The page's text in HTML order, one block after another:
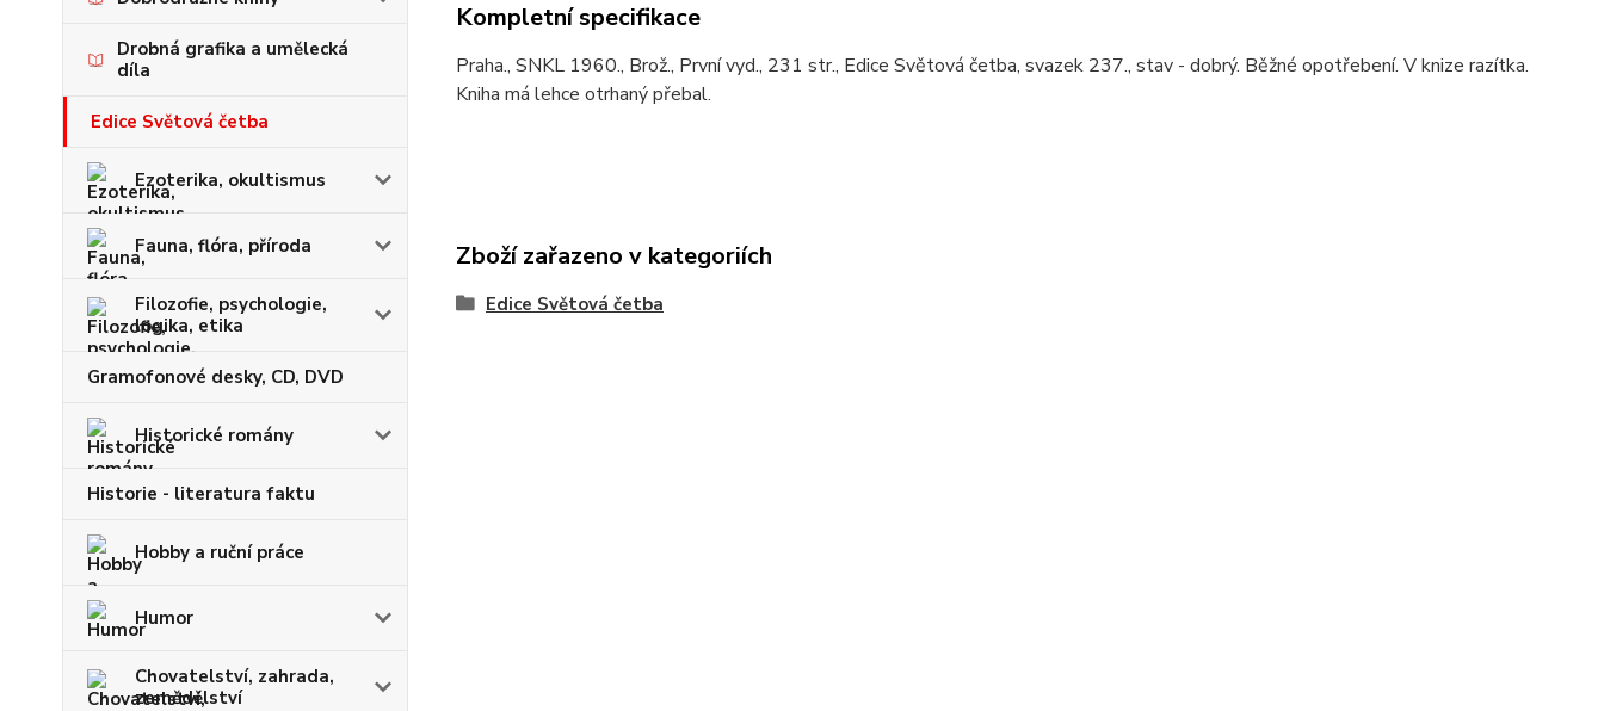
Drobná grafika a umělecká
díla
Edice Světová četba
Ezoterika, okultismus
Fauna, flóra, příroda
Filozofie, psychologie,
logika, etika
Gramofonové desky, CD, DVD
Historické romány
Historie - literatura faktu
Hobby a ruční práce
Humor
Chovatelství, zahrada,
zemědělství
Kompletní specifikace
Praha., SNKL 1960., Brož., První vyd., 231 str., Edice Světová četba, svazek 237., stav - dobrý. Běžné opotřebení. V knize razítka.
Kniha má lehce otrhaný přebal.
Zboží zařazeno v kategoriích
Edice Světová četba